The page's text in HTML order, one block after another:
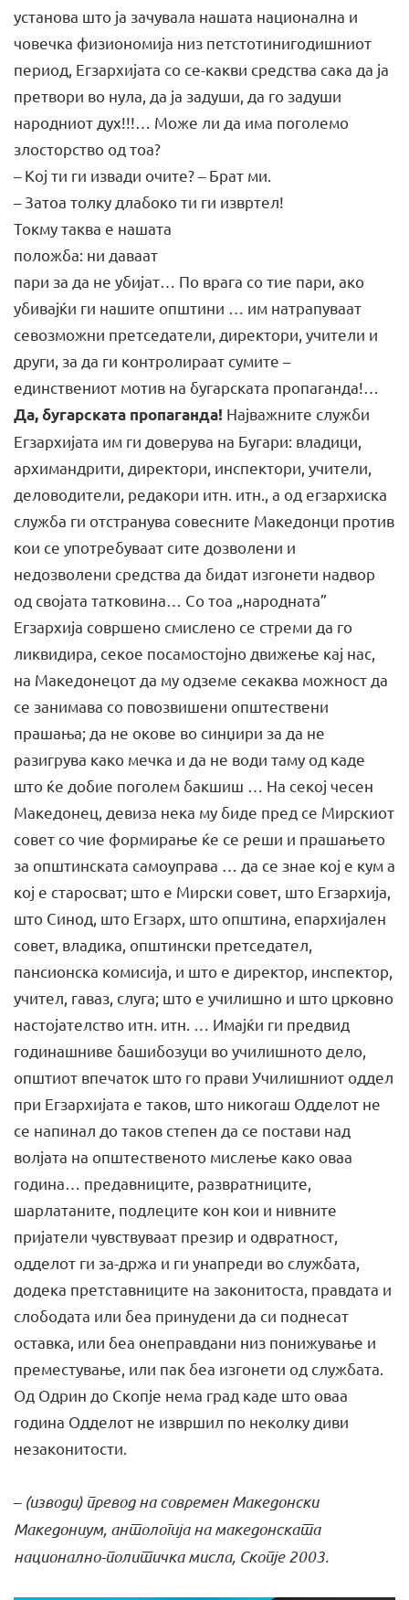
установа што ја зачувала нашата национална и
човечка физиономија низ петстотинигодишниот
период, Егзархијата со се-какви средства сака да ја
претвори во нула, да ја задуши, да го задуши
народниот дух!!!… Може ли да има поголемо
злосторство од тоа?
– Кој ти ги извади очите? – Брат ми.
– Затоа толку длабоко ти ги извртел!
Токму таква е нашата
положба: ни даваат
пари за да не убијат… По врага со тие пари, ако
убивајќи ги нашите општини … им натрапуваат
севозможни претседатели, директори, учители и
други, за да ги контролираат сумите –
единствениот мотив на бугарската пропаганда!…
Да, бугарската пропаганда! Најважните служби
Егзархијата им ги доверува на Бугари: владици,
архимандрити, директори, инспектори, учители,
деловодители, редакори итн. итн., а од егзархиска
служба ги отстранува совесните Македонци против
кои се употребуваат сите дозволени и
недозволени средства да бидат изгонети надвор
од својата татковина… Co тоа „народната”
Егзархија совршено смислено се стреми да го
ликвидира, секое посамостојно движење кај нас,
на Македонецот да му одземе секаква можност да
се занимава со повозвишени општествени
прашања; да не окове во синџири за да не
разигрува како мечка и да не води таму од каде
што ќе добие поголем бакшиш … На секој чесен
Македонец, девиза нека му биде пред се Мирскиот
совет со чие формирање ќе се реши и прашањето
за општинската самоуправа … да се знае кој е кум а
кој е старосват; што е Мирски совет, што Егзархија,
што Синод, што Егзарх, што општина, епархијален
совет, владика, општински претседател,
пансионска комисија, и што е директор, инспектор,
учител, гаваз, слуга; што е училишно и што црковно
настојателство итн. итн. … Имајќи ги предвид
годинашниве башибозуци во училишното дело,
општиот впечаток што го прави Училишниот оддел
при Егзархијата е таков, што никогаш Одделот не
се напинал до таков степен да се постави над
волјата на општественото мислење како оваа
година… предавниците, развратниците,
шарлатаните, подлеците кон кои и нивните
пријатели чувствуваат презир и одвратност,
одделот ги за-држа и ги унапреди во службата,
додека претставниците на законитоста, правдата и
слободата или беа принудени да си поднесат
оставка, или беа онеправдани низ понижување и
преместување, или пак беа изгонети од службата.
Од Одрин до Скопје нема град каде што оваа
година Одделот не извршил по неколку диви
незаконитости.
–(изводи) превод на современ Македонски
Македониум, антологија на македонската
национално-политичка мисла, Скопје 2003.